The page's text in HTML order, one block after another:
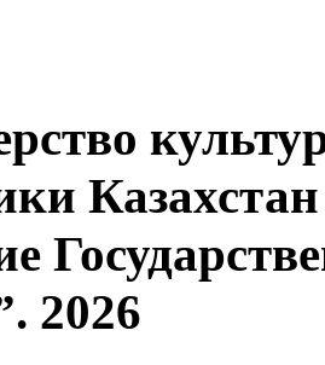
2026